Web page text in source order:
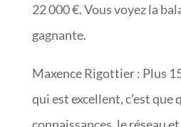
22 000 €. Vous voyez la
gagnante.
Maxence Rigottier : Plus
qui est excellent, c’est que